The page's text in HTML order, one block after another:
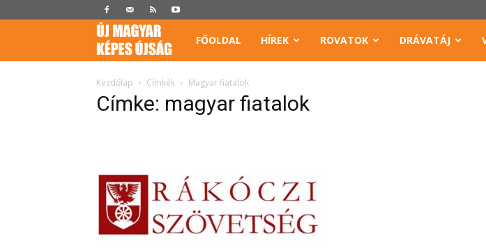
Képes
Újság
FŐOLDAL HÍREK ROVATOK DRÁVATÁJ
Kezdőlap Címkék Magyar fiatalok
Címke: magyar fiatalok